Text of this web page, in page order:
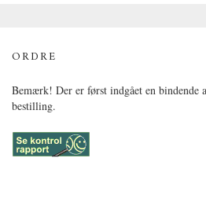
ORDRE
Bemærk! Der er først indgået en
bestilling.